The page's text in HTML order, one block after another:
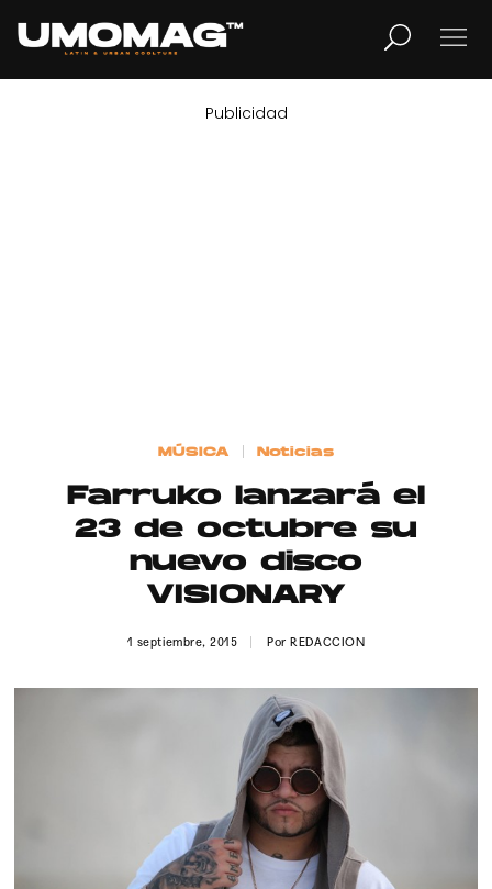
LIFESTYLE
Contacto
Aviso Legal
Publicidad
MÚSICA Noticias
Farruko lanzará el
23 de octubre su
nuevo disco
VISIONARY
1 septiembre, 2015 PorREDACCION